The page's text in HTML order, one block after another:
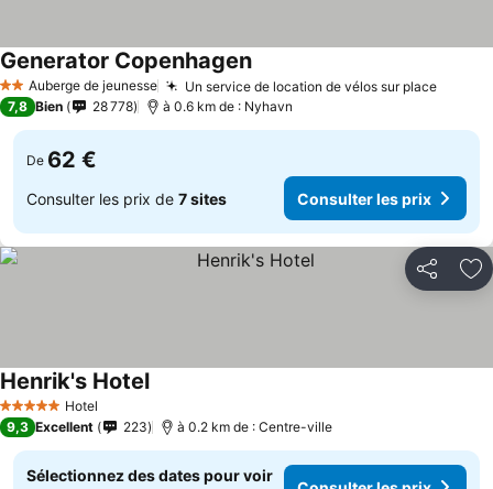
2 ÉtoilesAuberge de jeunesse Un service de location de vélos sur place
Generator Copenhagen
7,8 Bien 28 778 à 0.6 km de : Nyhavn
De 62 €
Consulter les prix de 7 sites Consulter les prix
Partager
5 Étoiles Hotel
Henrik's Hotel
9,3 Excellent 223 à 0.2 km de : Centre-ville
Sélectionnez des dates pour voir